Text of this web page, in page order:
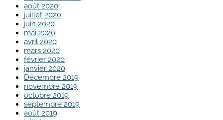
août 2020
juillet 2020
juin 2020
mai 2020
avril 2020
mars 2020
février 2020
janvier 2020
Décembre 2019
novembre 2019
octobre 2019
septembre 2019
août 2019